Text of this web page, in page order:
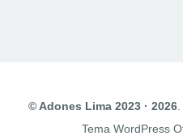
© Adones Lima 2023 · 2026
Tema WordPress